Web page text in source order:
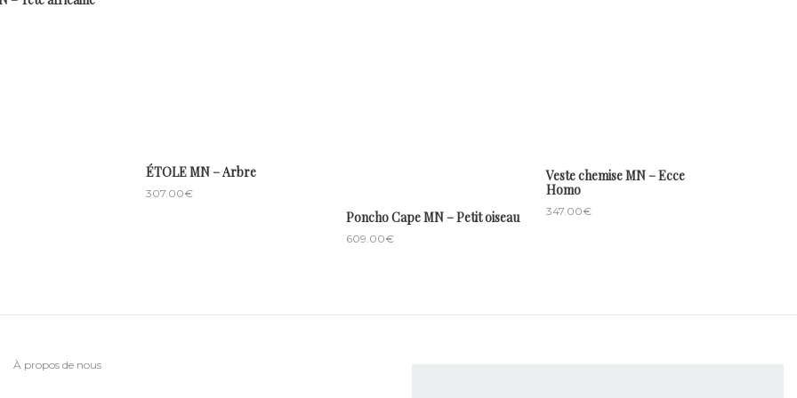
ÉTOLE MN – Arbre
307.00€
Poncho Cape MN – Petit oiseau
609.00€
Veste chemise MN – Ecce
Homo
347.00€
À propos de nous